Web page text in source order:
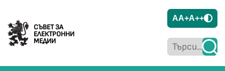
СЪВЕТ ЗА
ЕЛЕКТРОННИ
МЕДИИ
AA+A++